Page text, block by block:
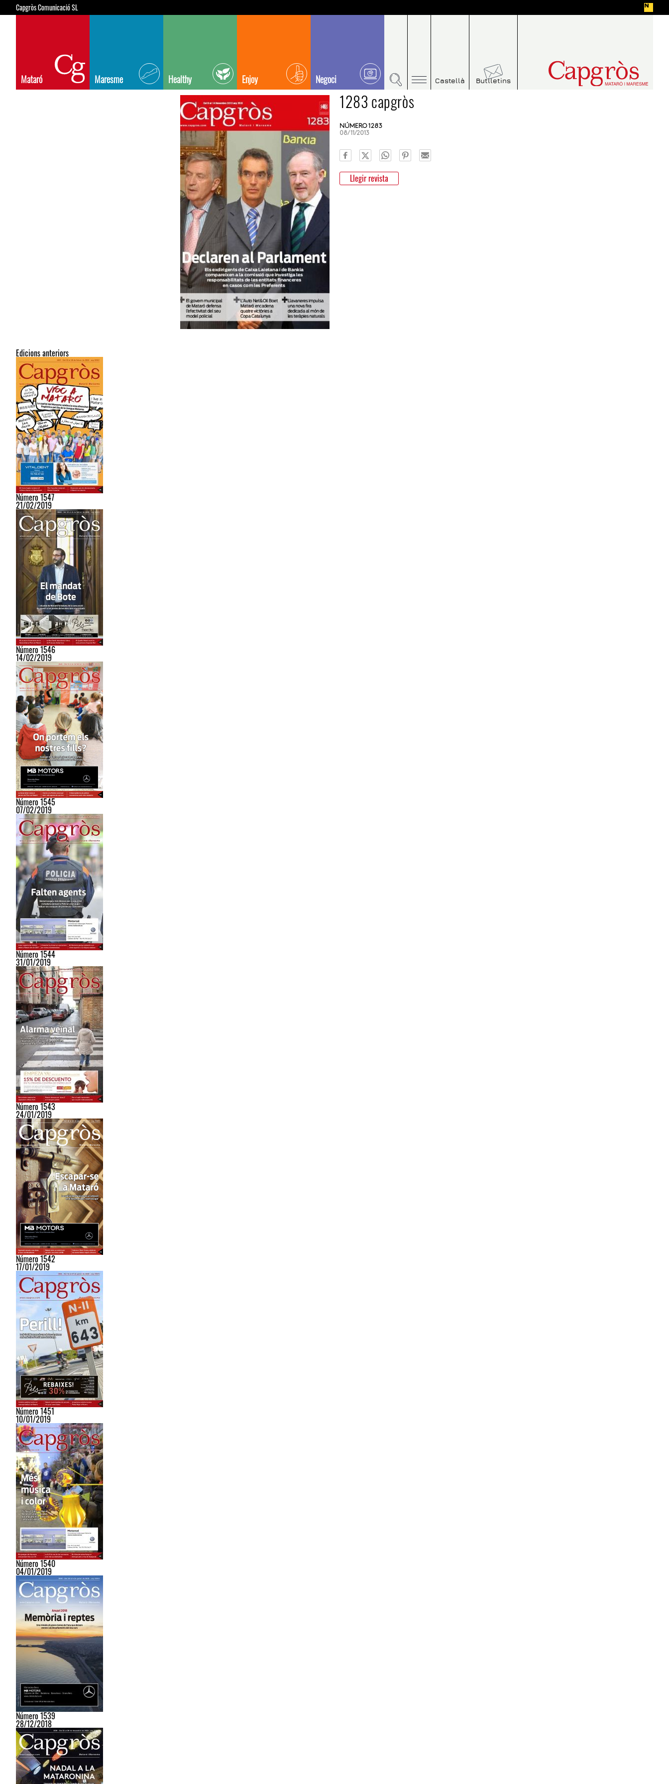
Capgròs Comunicació SL
Mataró Maresme Healthy Enjoy Negoci Castellà Butlletins
1283 capgròs
NÚMERO 1283
08/11/2013
Llegir revista
Edicions anteriors
Número 1547
21/02/2019
Número 1546
14/02/2019
Número 1545
07/02/2019
Número 1544
31/01/2019
Número 1543
24/01/2019
Número 1542
17/01/2019
Número 1451
10/01/2019
Número 1540
04/01/2019
Número 1539
28/12/2018